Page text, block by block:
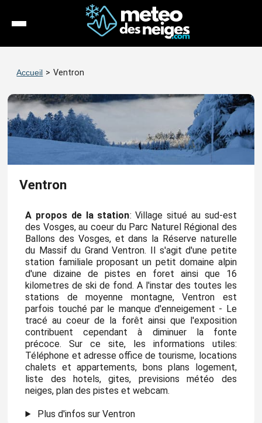
Webcams
Accueil > Ventron
Ventron
A propos de la station: Village situé au sud-est
des Vosges, au coeur du Parc Naturel Régional des
Ballons des Vosges, et dans la Réserve naturelle
du Massif du Grand Ventron. Il s'agit d'une petite
station familiale proposant un petit domaine alpin
d'une dizaine de pistes en foret ainsi que 16
kilometres de ski de fond. A l'instar des toutes les
stations de moyenne montagne, Ventron est
parfois touché par le manque d'enneigement - Le
tracé au coeur de la forêt ainsi que l'exposition
contribuent cependant à diminuer la fonte
précoce. Sur ce site, les informations utiles:
Téléphone et adresse office de tourisme, locations
chalets et appartements, bons plans logement,
liste des hotels, gites, previsions météo des
neiges, plan des pistes et webcam.
Plus d'infos sur Ventron